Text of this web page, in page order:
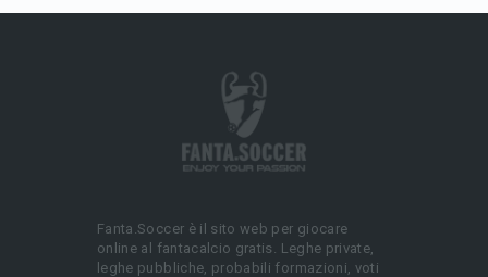
Fanta.Soccer è il sito web per giocare
online al fantacalcio gratis. Leghe private,
leghe pubbliche, probabili formazioni, voti